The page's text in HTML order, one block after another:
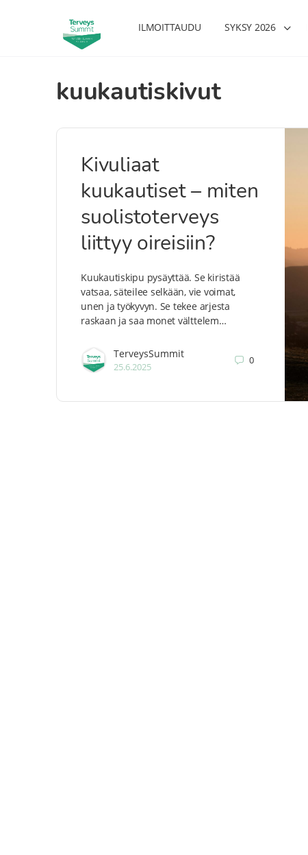
ILMOITTAUDU SYKSY 2026
kuukautiskivut
Kivuliaat
kuukautiset – miten
suolistoterveys
liittyy oireisiin?
Kuukautiskipu pysäyttää. Se kiristää
vatsaa, säteilee selkään, vie voimat,
unen ja työkyvyn. Se tekee arjesta
raskaan ja saa monet välttelem…
TerveysSummit
25.6.2025
0